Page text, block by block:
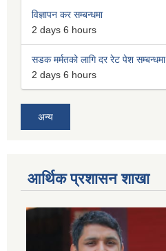
विज्ञापन कर सम्बन्धमा
2 days 6 hours
सडक मर्मतको लागि दर रेट पेश सम्बन्धमा
2 days 6 hours
अन्य
आर्थिक प्रशासन शाखा